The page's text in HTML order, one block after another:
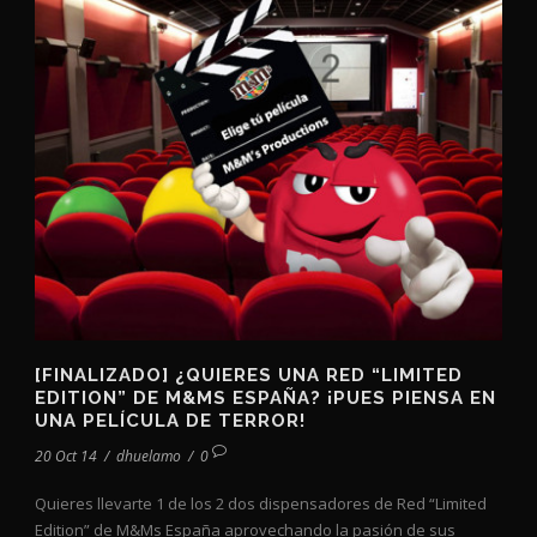
[FINALIZADO] ¿QUIERES UNA RED “LIMITED
EDITION” DE M&MS ESPAÑA? ¡PUES PIENSA EN
UNA PELÍCULA DE TERROR!
20 Oct 14 / dhuelamo / 0
Quieres llevarte 1 de los 2 dos dispensadores de Red “Limited
Edition” de M&Ms España aprovechando la pasión de sus